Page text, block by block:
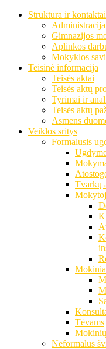
Struktūra ir kontaktai
Administracija
Gimnazijos
Aplinkos
Mokyklos
Teisinė informacija
Teisės aktai
Teisės aktų
Tyrimai ir
Teisės aktų
Asmens
Veiklos sritys
Formalusis
Tvarkų
Tėvams
Neformalus